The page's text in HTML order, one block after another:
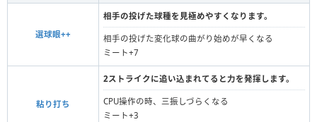
選球眼++
相手の投げた球種を見極めやすくなります。
相手の投げた変化球の曲がり始めが早くなる
ミート+7
粘り打ち
2ストライクに追い込まれてると力を発揮します。
CPU操作の時、三振しづらくなる
ミート+3